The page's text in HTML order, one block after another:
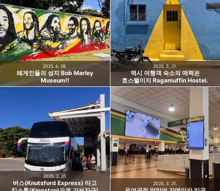
레게인들의 성지 Bob Marley
Museum!!
2025. 6. 28.
역시 여행객 숙소의 매력은
호스텔이지 Ragamuffin Hostel.
2025. 3. 21.
버스(Knutsford Express) 타고
2025. 3. 21.
2025. 3. 21.